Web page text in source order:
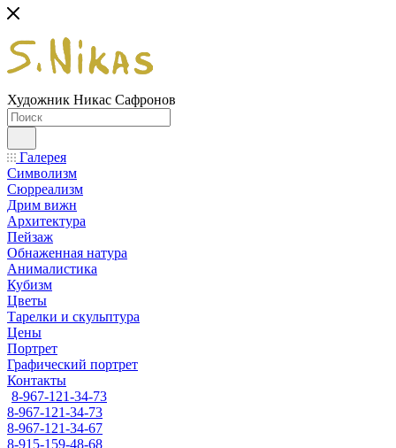
Художник Никас Сафронов
Галерея
Символизм
Сюрреализм
Дрим вижн
Архитектура
Пейзаж
Обнаженная натура
Анималистика
Кубизм
Цветы
Тарелки и скульптура
Цены
Портрет
Графический портрет
Контакты
8-967-121-34-73
8-967-121-34-73
8-967-121-34-67
8-915-159-48-68